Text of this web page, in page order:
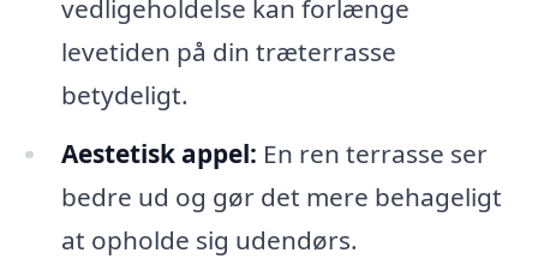
vedligeholdelse kan forlænge
levetiden på din træterrasse
betydeligt.
Aestetisk appel: En ren terrasse ser
bedre ud og gør det mere behageligt
at opholde sig udendørs.